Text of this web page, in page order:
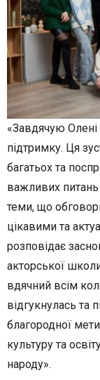
«Завдячую Олені
підтримку. Ця
багатьох та
важливих питань
теми, що
цікавими та
розповідає
акторської
вдячний всім
відгукнулась та
благородної
культуру та
народу».